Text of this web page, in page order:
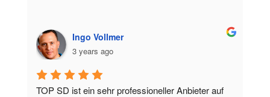
Ingo Vollmer
3 years ago
TOP SD ist ein sehr professioneller Anbieter auf